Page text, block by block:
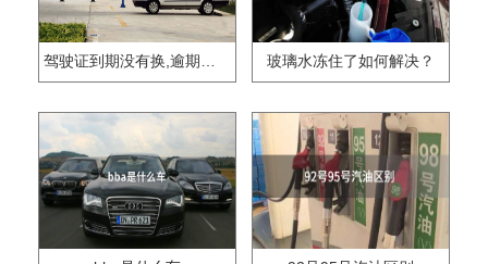
驾驶证到期没有换,逾期怎么办?? 玻璃水冻住了如何解决？